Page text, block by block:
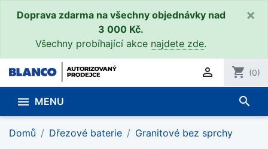
Doprava zdarma na všechny objednávky nad
3 000 Kč.
Všechny probíhající akce najdete zde.
×
 shopping_cart (0)
 MENU search
Domů Dřezové baterie Granitové bez sprchy